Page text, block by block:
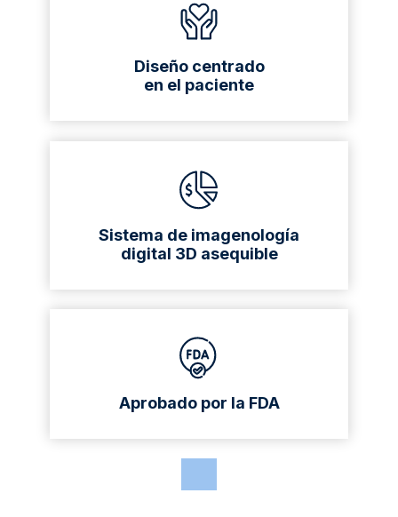
Diseño centrado
en el paciente
Sistema de imagenología
digital 3D asequible
Aprobado por la FDA